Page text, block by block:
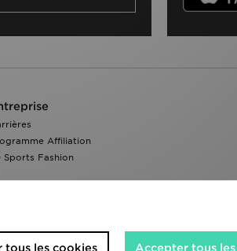
Affiliation
Sports Fashion
Accepter tous
tous les cookies